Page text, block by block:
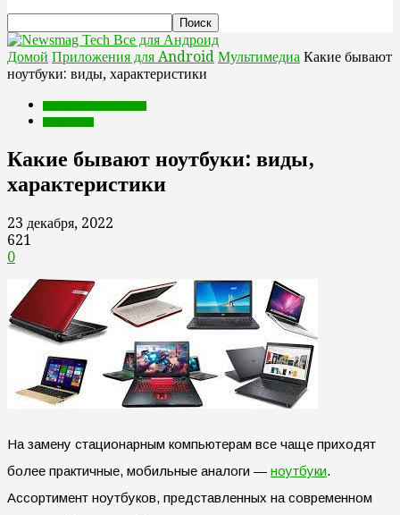
Все для Андроид
Домой Приложения для Android Мультимедиа Какие бывают
ноутбуки: виды, характеристики
Какие бывают ноутбуки: виды,
характеристики
23 декабря, 2022
621
0
На замену стационарным компьютерам все чаще приходят
более практичные, мобильные аналоги — ноутбуки.
Ассортимент ноутбуков, представленных на современном